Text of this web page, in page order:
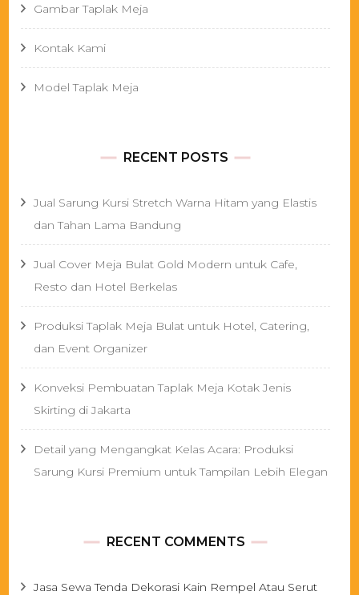
Gambar Taplak Meja
Kontak Kami
Model Taplak Meja
RECENT POSTS
Jual Sarung Kursi Stretch Warna Hitam yang Elastis
dan Tahan Lama Bandung
Jual Cover Meja Bulat Gold Modern untuk Cafe,
Resto dan Hotel Berkelas
Produksi Taplak Meja Bulat untuk Hotel, Catering,
dan Event Organizer
Konveksi Pembuatan Taplak Meja Kotak Jenis
Skirting di Jakarta
Detail yang Mengangkat Kelas Acara: Produksi
Sarung Kursi Premium untuk Tampilan Lebih Elegan
RECENT COMMENTS
Jasa Sewa Tenda Dekorasi Kain Rempel Atau Serut